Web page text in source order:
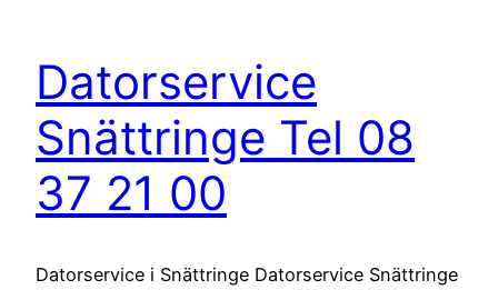
Datorservice
Snättringe Tel 08
37 21 00
Datorservice i Snättringe Datorservice Snättringe